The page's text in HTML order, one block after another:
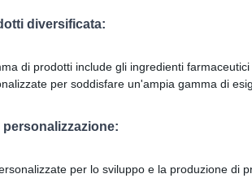
diversificata:
di prodotti include gli ingredienti
per soddisfare un'ampia gamma di
per lo sviluppo e la produzione di